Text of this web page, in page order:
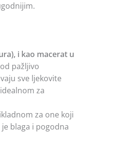
i kao macerat u
pažljivo
sve ljekovite
za
za one koji
blaga i pogodna